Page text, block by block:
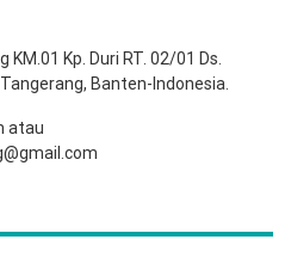
Kp. Duri RT. 02/01 Ds.
Banten-Indonesia.
atau